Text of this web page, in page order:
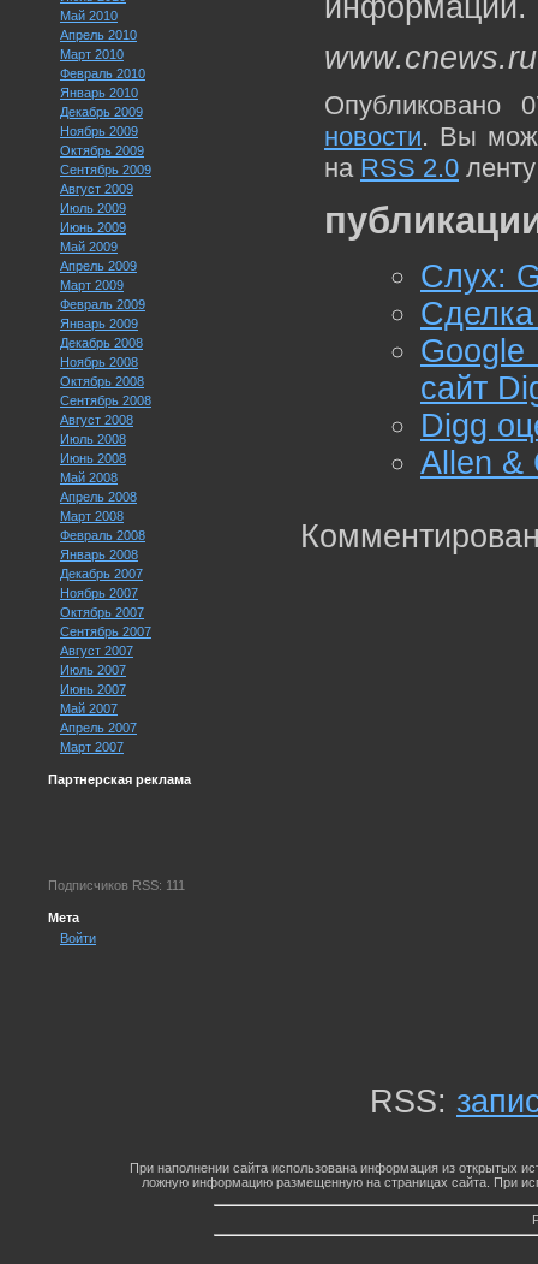
Май 2010
Апрель 2010
Март 2010
Февраль 2010
Январь 2010
Декабрь 2009
Ноябрь 2009
Октябрь 2009
Сентябрь 2009
Август 2009
Июль 2009
Июнь 2009
Май 2009
Апрель 2009
Март 2009
Февраль 2009
Январь 2009
Декабрь 2008
Ноябрь 2008
Октябрь 2008
Сентябрь 2008
Август 2008
Июль 2008
Июнь 2008
Май 2008
Апрель 2008
Март 2008
Февраль 2008
Январь 2008
Декабрь 2007
Ноябрь 2007
Октябрь 2007
Сентябрь 2007
Август 2007
Июль 2007
Июнь 2007
Май 2007
Апрель 2007
Март 2007
Партнерская реклама
Подписчиков RSS: 111
Мета
Войти
информации.
www.cnews.ru
Опубликовано
новости. Вы
на RSS 2.0
Слух:
Google
сайт
Digg
Allen &
RSS:
При наполнении сайта использована информация из открытых
ложную информацию размещенную на страницах сайта. При